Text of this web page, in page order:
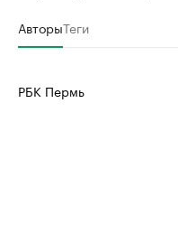
АвторыТеги
РБК Пермь